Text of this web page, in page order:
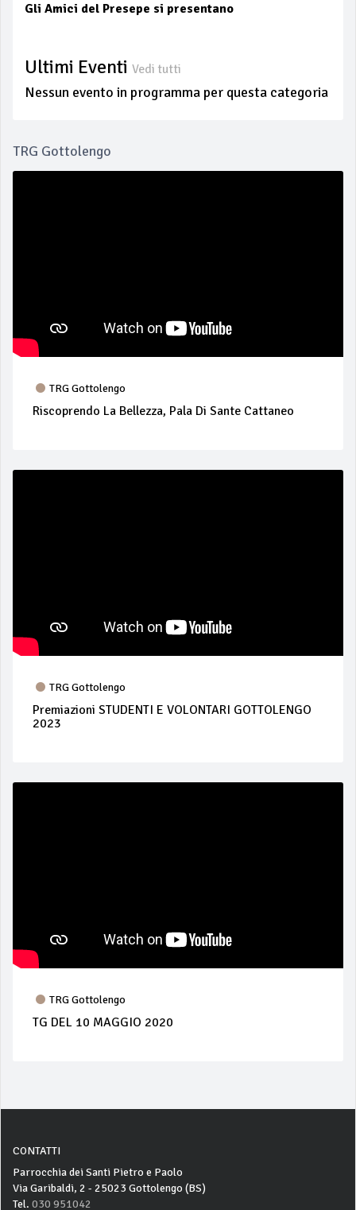
Gli Amici del Presepe si presentano
Ultimi Eventi Vedi tutti
Nessun evento in programma per questa categoria
TRG Gottolengo
TRG Gottolengo
Riscoprendo La Bellezza, Pala Di Sante Cattaneo
TRG Gottolengo
Premiazioni STUDENTI E VOLONTARI GOTTOLENGO
2023
TRG Gottolengo
TG DEL 10 MAGGIO 2020
CONTATTI
Parrocchia dei Santi Pietro e Paolo
Via Garibaldi, 2 - 25023 Gottolengo (BS)
Tel. 030 951042